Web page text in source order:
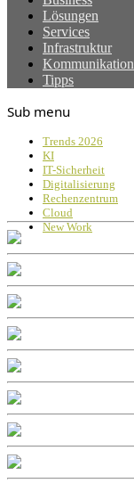
Lösungen
Services
Infrastruktur
Kommunikation
Tipps
Sub menu
Trends 2026
KI
IT-Sicherheit
Digitalisierung
Rechenzentrum
Cloud
New Work